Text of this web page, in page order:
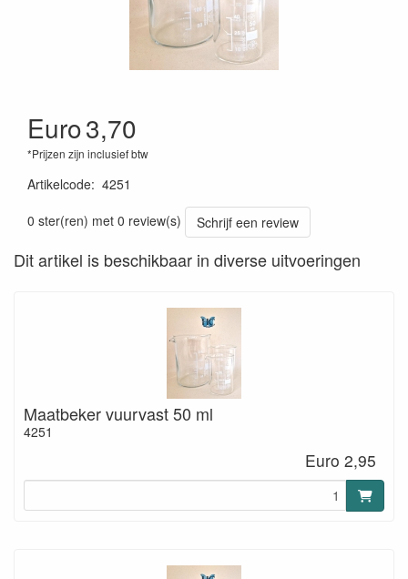
Euro3,70
*Prijzen zijn inclusief btw
Artikelcode: 4251
0 ster(ren) met 0 review(s)
Schrijf een review
Dit artikel is beschikbaar in diverse uitvoeringen
Maatbeker vuurvast 50 ml
4251
Euro 2,95